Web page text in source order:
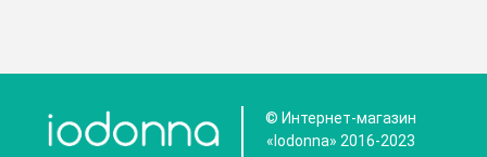
© Интернет-магазин
«Iodonna» 2016-2023